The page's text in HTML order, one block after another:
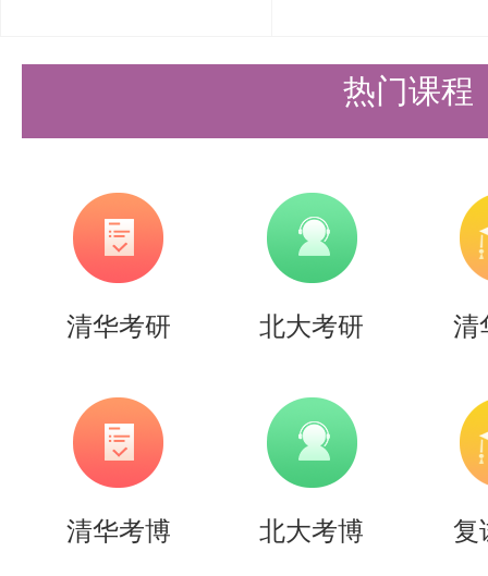
（1）资格审查
社会科学学院统一组织资格审查
午8:30-12:00，下午13:30-17:00
查地点：清华大学明斋112室。
考生在资格审查前登录我校研究
档形式提交有效二代居民身份证
提供学生证）、大学期间成绩单
件（加盖档案单位红章）、考生
述（包括政治表现、外语水平、
热门课程
清华考研 北大考研 清
清华考博 北大考博 复